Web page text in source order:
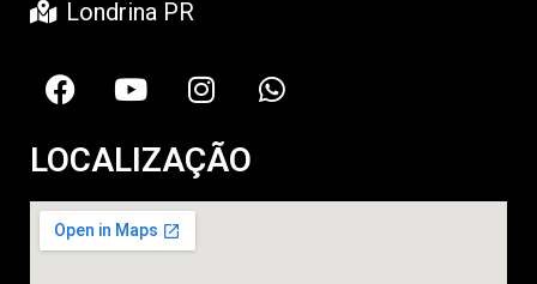
Londrina PR
LOCALIZAÇÃO